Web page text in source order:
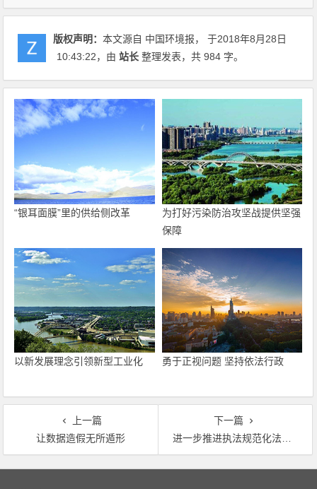
版权声明：本文源自 中国环境报， 于2018年8月28日
10:43:22，由站长 整理发表，共 984 字。
“银耳面膜”里的供给侧改革
为打好污染防治攻坚战提供坚强
保障
以新发展理念引领新型工业化 勇于正视问题 坚持依法行政
上一篇
让数据造假无所遁形
下一篇
进一步推进执法规范化法治化
文